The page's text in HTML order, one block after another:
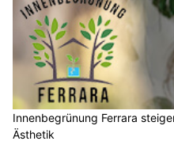
Innenbegrünung Ferrara
Ästhetik